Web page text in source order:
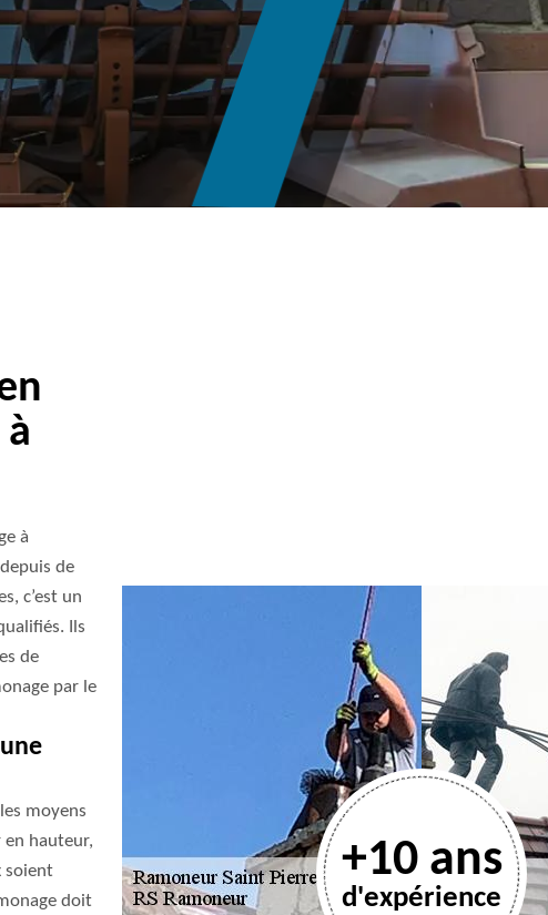
à
de
c’est un
Ils
de
par le
moyens
en hauteur,
soient
doit
+10 ans
d'expérience